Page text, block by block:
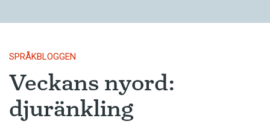
SPRÅKBLOGGEN
Veckans nyord:
djuränkling